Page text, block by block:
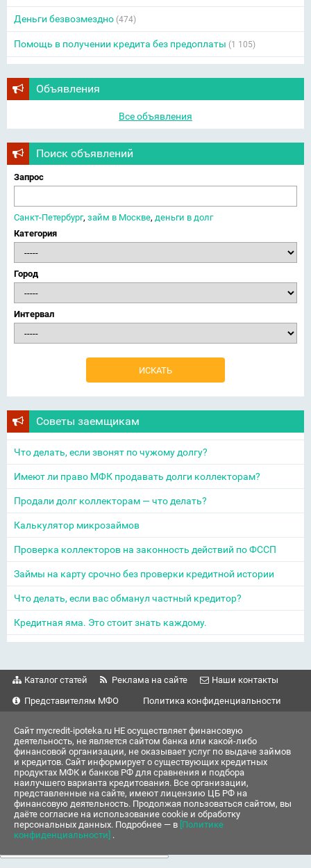
Деньги безвозмездно (474)
Помощь в получении кредита без предоплаты (1 105)
Объявления
Все объявления
Поиск объявлений
Запрос
Санкт-Петербург, займ в Москве, деньги в долг
Категория
Город
Интервал
Советы заемщикам
Что делать, если звонят по чужому долгу?
Имеют ли право МФК продавать долги коллекторам?
Продали долг коллекторам — что делать?
Калькулятор микрозаймов
Проверка коллекторов на законность действий по ФССП
Займы на карту срочно без проверки кредитной истории
Что делать, если вас обманул частный кредитор?
Кредитная яма. Это стоит знать каждому.
Каталог статей Реклама на сайте
Наши контакты
Представителям МФО
Политика конфиденциальности
Сайт mycredit-ipoteka.ru НЕ осуществляет финансовую
деятельность, не является сайтом банка или какой-либо
финансовой организации, не оказывает услуг по выдаче займов
и кредитов. Сайт информирует о существующих кредитных
продуктах МФК и банков РФ для сравнения и подбора
наилучшего варианта кредитования. Все организации,
представленные на сайте, имеют лицензию ЦБ РФ на
финансовую деятельность. Продолжая пользоваться сайтом, вы
даёте согласие на использование cookie и обработку
персональных данных. Подробнее — в [Политике
конфиденциальности] .